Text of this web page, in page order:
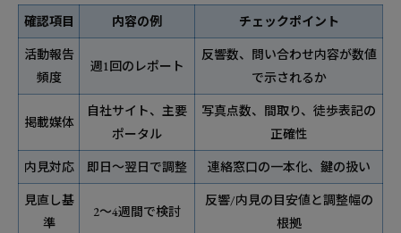
確認項目 内容の例 チェックポイント
活動報告
頻度
週1回のレポート
反響数、問い合わせ内容が数値
で示されるか
掲載媒体
自社サイト、主要
ポータル
写真点数、間取り、徒歩表記の
正確性
内見対応 即日〜翌日で調整 連絡窓口の一本化、鍵の扱い
見直し基
準
2〜4週間で検討
反響/内見の目安値と調整幅の
根拠